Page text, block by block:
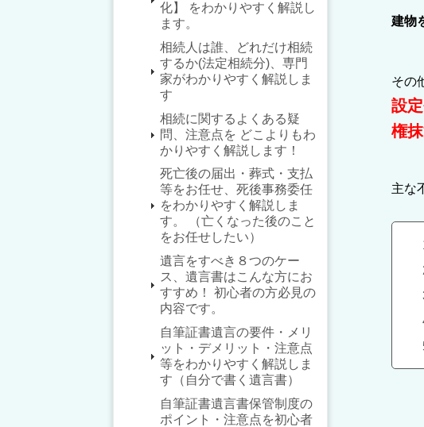
建物
その
設
権抹
主な
化】 をわかりやすく解説し
ます。
相続人は誰、どれだけ相続
するか(法定相続分)、専門
家がわかりやすく解説しま
す
相続に関するよくある疑
問、注意点を どこよりもわ
かりやすく解説します！
死亡後の届出・葬式・支払
等をお任せ、死後事務委任
をわかりやすく解説しま
す。 （亡くなった後のこと
をお任せしたい）
遺言をすべき８つのケー
ス、遺言書はこんな方にお
すすめ！ 初心者の方必見の
内容です。
自筆証書遺言の要件・メリ
ット・デメリット・注意点
等をわかりやすく解説しま
す（自分で書く遺言書）
自筆証書遺言書保管制度の
ポイント・注意点を初心者